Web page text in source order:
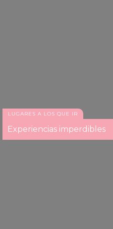
LUGARES A LOS QUE IR
Experiencias imperdibles